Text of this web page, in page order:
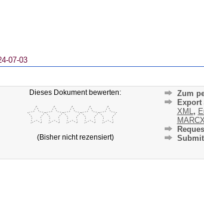
07-03
Dieses Dokument bewerten:
(Bisher nicht rezensiert)
Zum
Export
XML ,